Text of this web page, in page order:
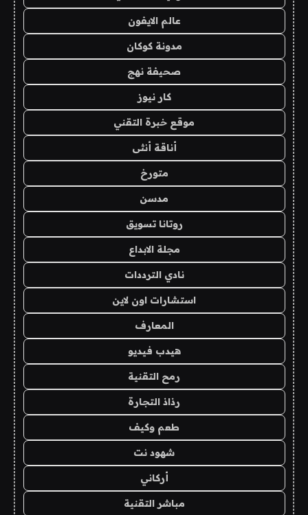
عالم الايفون
مدونة كوكان
صحيفة نهج
كار نيوز
موقع خبرة التقني
أناقة أنثى
متورخ
مدسن
روتانا تسويق
مجلة الابداع
نادي الترددات
استشارات اون لاين
المعارف
هيدب فيديو
رمح التقنية
رذاذ التجارة
طعم وكيف
شهود نت
أركاني
مباشر التقنية